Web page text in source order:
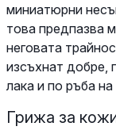
миниатюрни
това предпазва
неговата
изсъхнат добре,
лака и по ръба на
Грижа за